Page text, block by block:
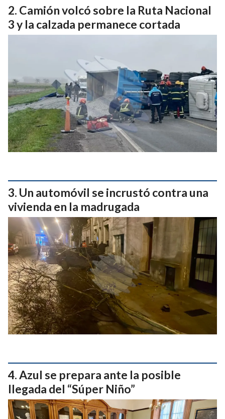
Camión volcó sobre la Ruta Nacional
3 y la calzada permanece cortada
Un automóvil se incrustó contra una
vivienda en la madrugada
Azul se prepara ante la posible
llegada del “Súper Niño”